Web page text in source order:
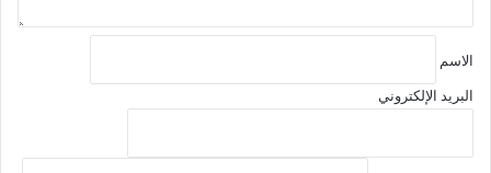
الاسم
البريد الإلكتروني